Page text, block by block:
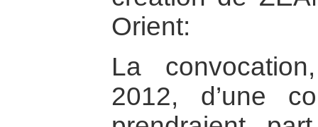
Orient:
La
2012, d’une